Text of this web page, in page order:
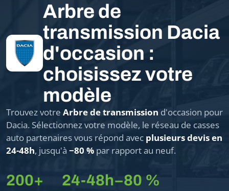
Arbre de
transmission Dacia
d'occasion :
choisissez votre
modèle
Trouvez votre Arbre de transmission d'occasion pour
Dacia. Sélectionnez votre modèle, le réseau de casses
auto partenaires vous répond avec plusieurs devis en
24-48h, jusqu'à −80 % par rapport au neuf.
200+ 24-48h−80 %